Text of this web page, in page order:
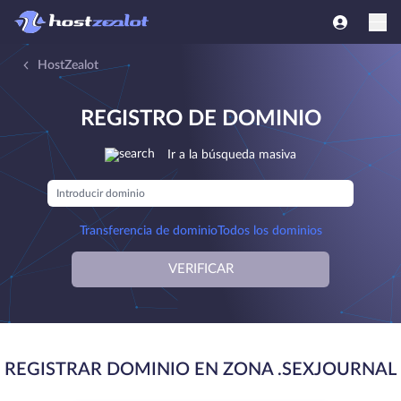
HostZealot
REGISTRO DE DOMINIO
Ir a la búsqueda masiva
Transferencia de dominioTodos los dominios
VERIFICAR
REGISTRAR DOMINIO EN ZONA .SEXJOURNAL